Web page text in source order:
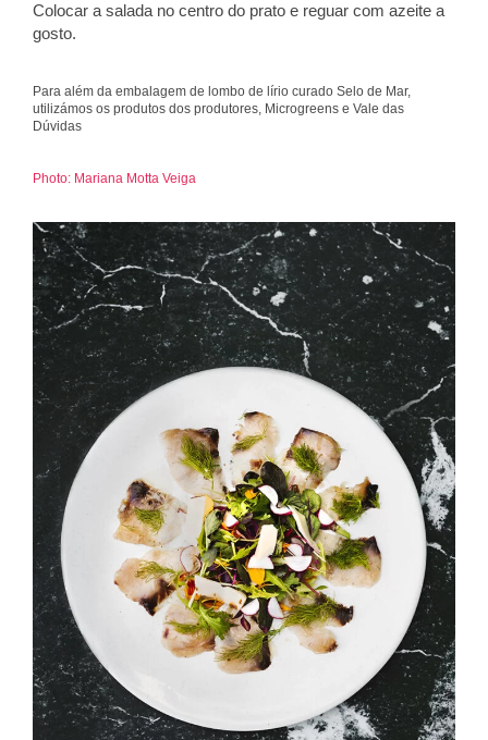
Colocar a salada no centro do prato e reguar com azeite a
gosto.
Para além da embalagem de lombo de lírio curado Selo de Mar,
utilizámos os produtos dos produtores, Microgreens e Vale das
Dúvidas
Photo: Mariana Motta Veiga